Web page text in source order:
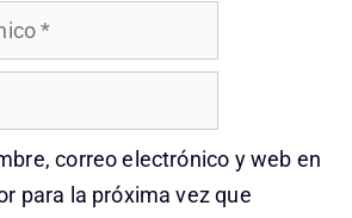
correo electrónico y web en
para la próxima vez que